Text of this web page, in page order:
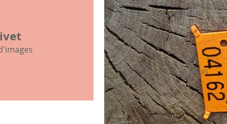
ACCUEIL BLOG
mon histoire familiale